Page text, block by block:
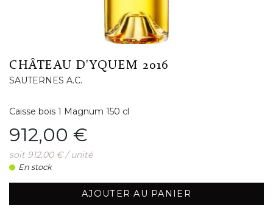
CHÂTEAU D'YQUEM 2016
SAUTERNES A.C.
Caisse bois 1 Magnum 150 cl
Prix
912,00 €
soit 912,00 € / unité
En stock
AJOUTER AU PANIER